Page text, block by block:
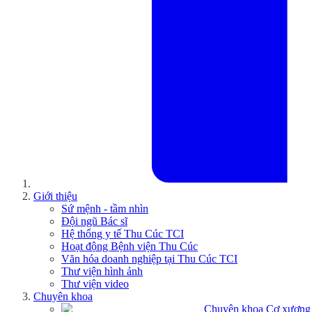
Giới thiệu
Sứ mệnh - tầm nhìn
Đội ngũ Bác sĩ
Hệ thống y tế Thu Cúc TCI
Hoạt động Bệnh viện Thu Cúc
Văn hóa doanh nghiệp tại Thu Cúc TCI
Thư viện hình ảnh
Thư viện video
Chuyên khoa
Chuyên khoa Cơ